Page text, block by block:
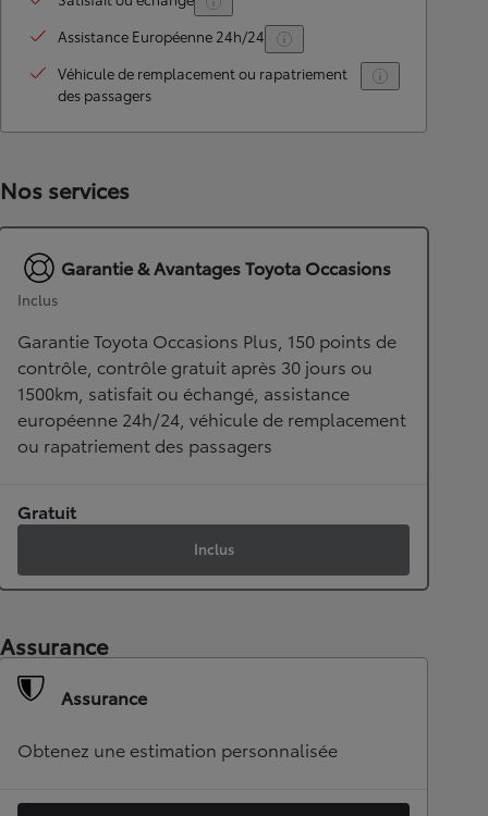
Assistance Européenne 24h/24
Véhicule de remplacement ou rapatriement
des passagers
Nos services
Garantie & Avantages Toyota Occasions
Inclus
Garantie Toyota Occasions Plus, 150 points de
contrôle, contrôle gratuit après 30 jours ou
1500km, satisfait ou échangé, assistance
européenne 24h/24, véhicule de remplacement
ou rapatriement des passagers
Gratuit
Inclus
Assurance
Assurance
Obtenez une estimation personnalisée